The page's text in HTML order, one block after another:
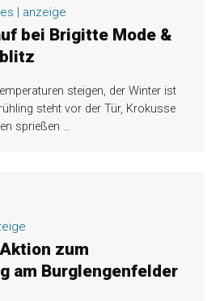
| anzeige
bei Brigitte Mode &
steigen, der Winter ist
steht vor der Tür, Krokusse
sprießen …
zum
am Burglengenfelder